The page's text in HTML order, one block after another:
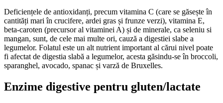
Deficiențele de antioxidanți, precum vitamina C (care se găsește în
cantități mari în crucifere, ardei gras și frunze verzi), vitamina E,
beta-caroten (precursor al vitaminei A) și de minerale, ca seleniu si
mangan, sunt, de cele mai multe ori, cauză a digestiei slabe a
legumelor. Folatul este un alt nutrient important al cărui nivel poate
fi afectat de digestia slabă a legumelor, acesta găsindu-se în broccoli,
sparanghel, avocado, spanac și varză de Bruxelles.
Enzime digestive pentru gluten/lactate